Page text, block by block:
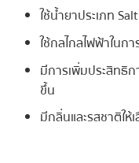
ใช้น้ำยาประเภท
ใช้กลไกลไฟฟ้าในก
มีการเพิ่มประสิทธิ
ขึ้น
มีกลิ่นและรสชาติใ